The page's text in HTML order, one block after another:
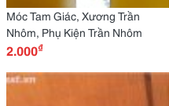
Móc Tam Giác, Xương Trần
Nhôm, Phụ Kiện Trần Nhôm
2.000₫